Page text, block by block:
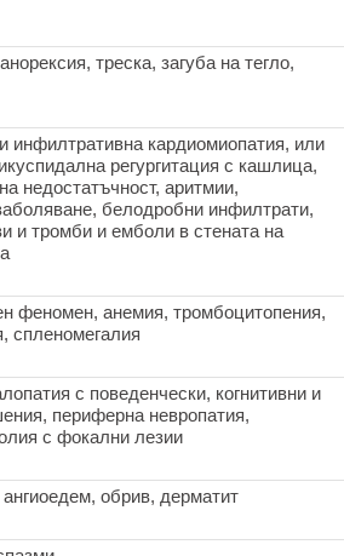
треска, загуба на тегло,
инфилтративна кардиомиопатия, или
регургитация с кашлица,
недостатъчност, аритмии,
белодробни инфилтрати,
и тромби и емболи в стената на
феномен, анемия, тромбоцитопения,
спленомегалия
с поведенчески, когнитивни и
периферна невропатия,
с фокални лезии
обрив, дерматит